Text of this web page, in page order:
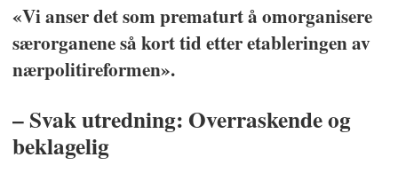
«Vi anser det som prematurt å omorganisere
særorganene så kort tid etter etableringen av
nærpolitireformen».
– Svak utredning: Overraskende og
beklagelig